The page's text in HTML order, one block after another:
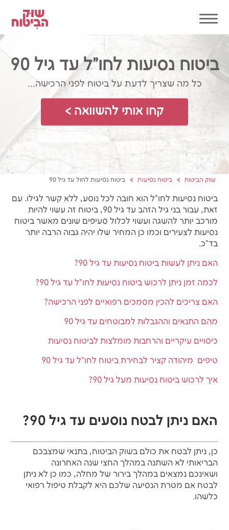
ביטוח נסיעות לחו"ל עד גיל 90
כל מה שצריך לדעת על ביטוח לפני הרכישה...
קחו אותי להשוואה >
שוק הביטוח ביטוח נסיעות ביטוח נסיעות לחול עד גיל 90
ביטוח נסיעות לחו"ל הוא חובה לכל נוסע, ללא קשר לגילו. עם
זאת, עבור בני גיל הזהב עד גיל 90, ביטוח זה עשוי להיות
מורכב יותר להשגה ועשוי לכלול סעיפים שונים מאשר ביטוח
נסיעות לצעירים וכמו כן המחיר שלו יהיה גבוה הרבה יותר
בד"כ.
האם ניתן לעשות ביטוח נסיעות עד גיל 90?
לכמה זמן ניתן לרכוש ביטוח נסיעות לחו"ל עד גיל 90?
האם צריכים להכין מסמכים רפואיים לפני הרכישה?
מהם התנאים וההגבלות למבוטחים עד גיל 90
כיסויים עיקריים והרחבות מומלצות לביטוח נסיעות
טיפים מיהודה קציר לבחירת ביטוח לחו"ל עד גיל 90
איך לרכוש ביטוח נסיעות מעל גיל 90?
האם ניתן לבטח נוסעים עד גיל 90?
כן, ניתן לבטח את כולם בשוק הביטוח, בתנאי שמצבכם
הבריאותי לא השתנה במהלך החצי שנה האחרונה
ושאינכם נמצאים במהלך בירור של מחלה, כמו כן לא ניתן
לבטח אם מטרת הנסיעה שלכם היא לקבלת טיפול רפואי
כלשהו.